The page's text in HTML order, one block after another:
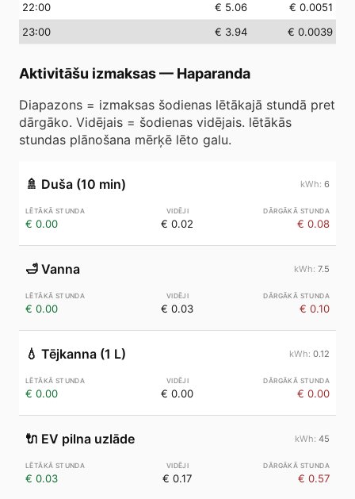
22:00 € 5.06
€ 0.0051
23:00 € 3.94 € 0.0039
Aktivitāšu izmaksas— Haparanda
Diapazons = izmaksas šodienas lētākajā stundā pret
dārgāko. Vidējais = šodienas vidējais. lētākās
stundas plānošana mērķē lēto galu.
🚿 Duša (10 min) 6
€ 0.00 € 0.02 € 0.08
🛁 Vanna 7.5
€ 0.00 € 0.03 € 0.10
💧 Tējkanna (1 L) 0.12
€ 0.00 € 0.00 € 0.00
🔌 EV pilna uzlāde 45
€ 0.03 € 0.17 € 0.57